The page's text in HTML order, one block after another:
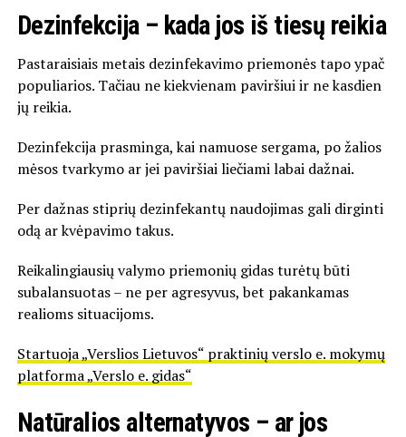
Dezinfekcija – kada jos iš tiesų reikia
Pastaraisiais metais dezinfekavimo priemonės tapo ypač
populiarios. Tačiau ne kiekvienam paviršiui ir ne kasdien
jų reikia.
Dezinfekcija prasminga, kai namuose sergama, po žalios
mėsos tvarkymo ar jei paviršiai liečiami labai dažnai.
Per dažnas stiprių dezinfekantų naudojimas gali dirginti
odą ar kvėpavimo takus.
Reikalingiausių valymo priemonių gidas turėtų būti
subalansuotas – ne per agresyvus, bet pakankamas
realioms situacijoms.
Startuoja „Verslios Lietuvos“ praktinių verslo e. mokymų
platforma „Verslo e. gidas“
Natūralios alternatyvos – ar jos